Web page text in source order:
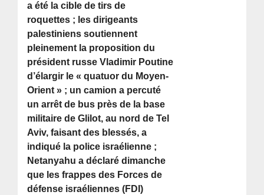
a été la cible de tirs de
roquettes ; les dirigeants
palestiniens soutiennent
pleinement la proposition du
président russe Vladimir Poutine
d’élargir le « quatuor du Moyen-
Orient » ; un camion a percuté
un arrêt de bus près de la base
militaire de Glilot, au nord de Tel
Aviv, faisant des blessés, a
indiqué la police israélienne ;
Netanyahu a déclaré dimanche
que les frappes des Forces de
défense israéliennes (FDI)